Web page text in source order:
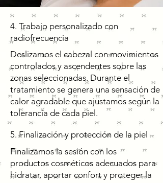
4. Trabajo personalizado con
radiofrecuencia
Deslizamos el cabezal con movimientos
controlados y ascendentes sobre las
zonas seleccionadas. Durante el
tratamiento se genera una sensación de
calor agradable que ajustamos según la
tolerancia de cada piel.
5. Finalización y protección de la piel
Finalizamos la sesión con los
productos cosméticos adecuados para
hidratar, aportar confort y proteger la